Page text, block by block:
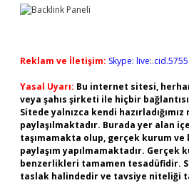
Reklam ve İletişim: Skype:
Yasal Uyarı: Bu internet sitesi,
veya şahıs şirketi ile hiçbir
Sitede yalnızca kendi
paylaşılmaktadır. Burada yer alan
taşımamakta olup, gerçek kurum ve
paylaşım yapılmamaktadır. Gerçek
benzerlikleri tamamen tesadüfidir.
taslak halindedir ve tavsiye niteliği